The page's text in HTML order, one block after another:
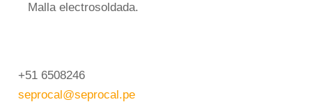
Malla electrosoldada.
+51 6508246
seprocal@seprocal.pe